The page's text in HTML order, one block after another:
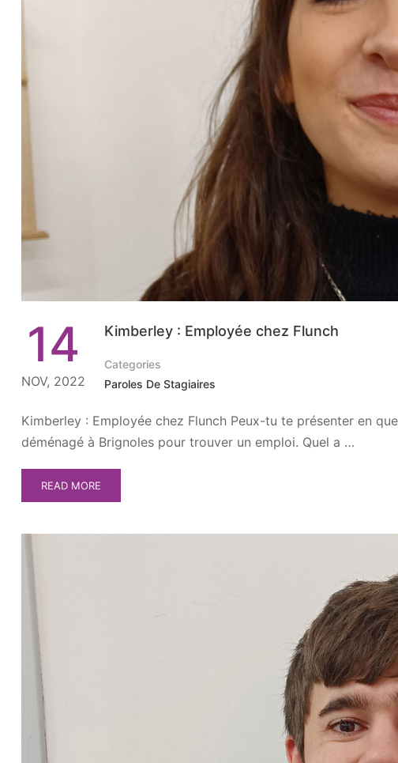
14
NOV, 2022
Kimberley : Employée chez Flunch
Categories
Paroles De Stagiaires
Kimberley : Employée chez Flunch Peux-tu te présenter en
déménagé à Brignoles pour trouver un emploi. Quel a …
READ MORE